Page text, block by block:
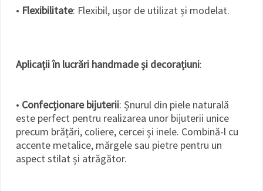
• Flexibilitate: Flexibil, ușor de utilizat și modelat.
Aplicații în lucrări handmade și decorațiuni:
• Confecționare bijuterii: Șnurul din piele naturală
este perfect pentru realizarea unor bijuterii unice
precum brățări, coliere, cercei și inele. Combină-l cu
accente metalice, mărgele sau pietre pentru un
aspect stilat și atrăgător.